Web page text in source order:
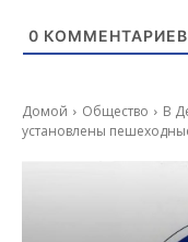
0 КОММЕНТАРИЕВ